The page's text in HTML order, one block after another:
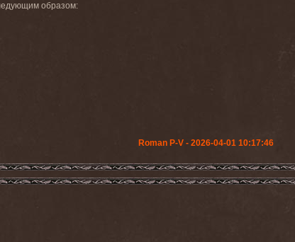
образом:
Roman P-V - 2026-04-01 10:17:46